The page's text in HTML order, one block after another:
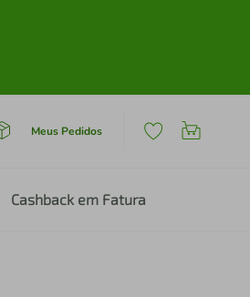
Meus Pedidos
Cashback em Fatura